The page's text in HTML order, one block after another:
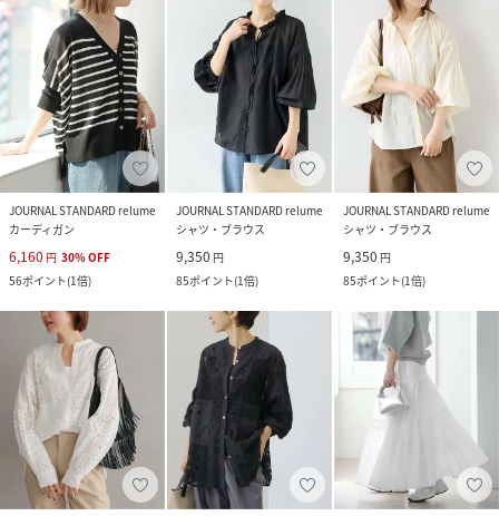
JOURNAL STANDARD relume
カーディガン
6,160 円 30%OFF
56ポイント(1倍)
JOURNAL STANDARD relume
シャツ・ブラウス
9,350 円
85ポイント(1倍)
JOURNAL STANDARD relume
シャツ・ブラウス
9,350 円
85ポイント(1倍)